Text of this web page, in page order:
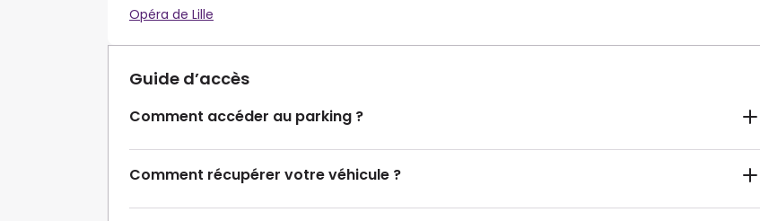
Opéra de Lille
Guide d’accès
Comment accéder au parking ?
Comment récupérer votre véhicule ?